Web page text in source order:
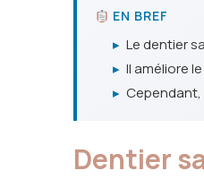
EN BREF
▸ Le dentier
▸ Il améliore
▸
Dentier